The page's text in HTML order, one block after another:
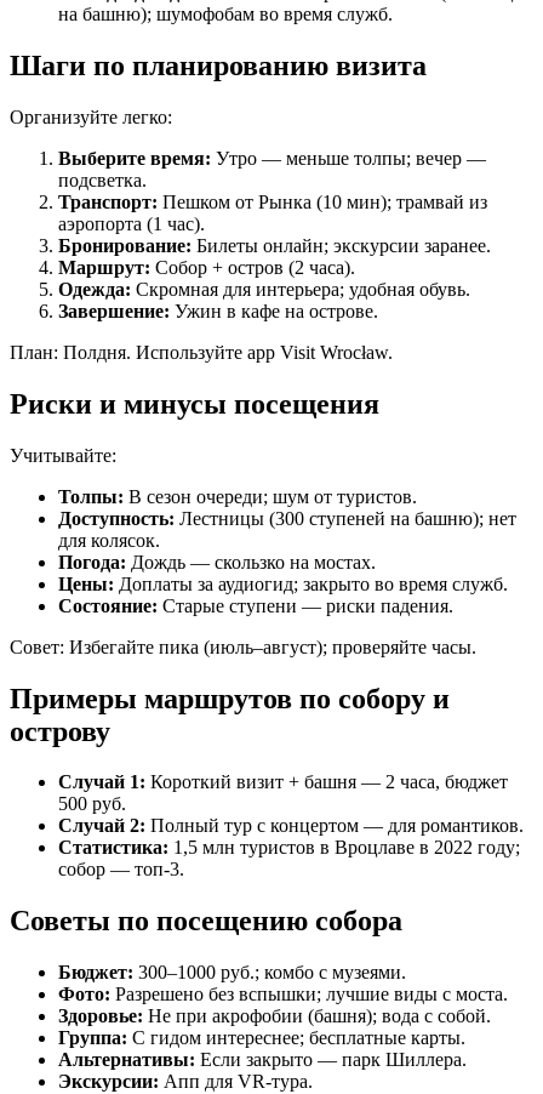
на башню); шумофобам во время служб.
Шаги по планированию визита
Организуйте легко:
Выберите время: Утро — меньше толпы; вечер —
подсветка.
Транспорт: Пешком от Рынка (10 мин); трамвай из
аэропорта (1 час).
Бронирование: Билеты онлайн; экскурсии заранее.
Маршрут: Собор + остров (2 часа).
Одежда: Скромная для интерьера; удобная обувь.
Завершение: Ужин в кафе на острове.
План: Полдня. Используйте app Visit Wrocław.
Риски и минусы посещения
Учитывайте:
Толпы: В сезон очереди; шум от туристов.
Доступность: Лестницы (300 ступеней на башню); нет
для колясок.
Погода: Дождь — скользко на мостах.
Цены: Доплаты за аудиогид; закрыто во время служб.
Состояние: Старые ступени — риски падения.
Совет: Избегайте пика (июль–август); проверяйте часы.
Примеры маршрутов по собору и
острову
Случай 1: Короткий визит + башня — 2 часа, бюджет
500 руб.
Случай 2: Полный тур с концертом — для романтиков.
Статистика: 1,5 млн туристов в Вроцлаве в 2022 году;
собор — топ-3.
Советы по посещению собора
Бюджет: 300–1000 руб.; комбо с музеями.
Фото: Разрешено без вспышки; лучшие виды с моста.
Здоровье: Не при акрофобии (башня); вода с собой.
Группа: С гидом интереснее; бесплатные карты.
Альтернативы: Если закрыто — парк Шиллера.
Экскурсии: Апп для VR-тура.